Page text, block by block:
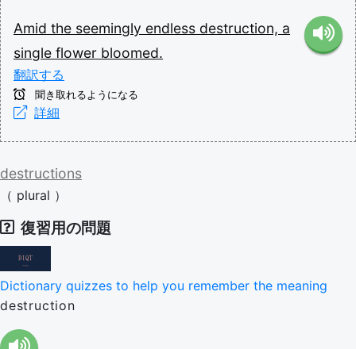
Amid the seemingly endless destruction, a
single flower bloomed.
翻訳する
聞き取れるようになる
詳細
destructions
（ plural ）
復習用の問題
Dictionary quizzes to help you remember the meaning
destruction